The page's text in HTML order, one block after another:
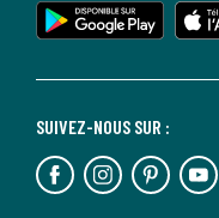
SUIVEZ-NOUS SUR :